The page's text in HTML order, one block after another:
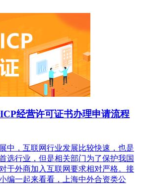
经营许可证书办理申请流程
中，互联网行业发展比较快速，也是
选行业，但是相关部门为了保护我国
于外商加入互联网要求相对严格。接
编一起来看看，上海中外合资类公